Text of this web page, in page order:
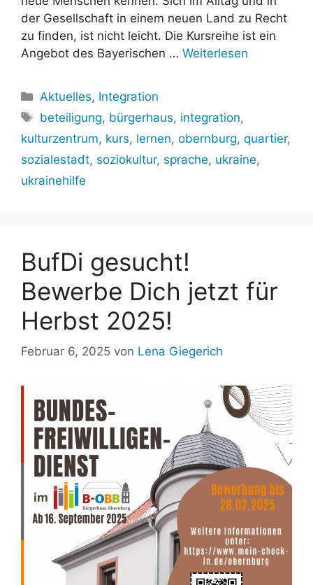
der Gesellschaft in einem neuen Land zu Recht
zu finden, ist nicht leicht. Die Kursreihe ist ein
Angebot des Bayerischen … Weiterlesen
Kategorien
Aktuelles, Integration
Schlagwörter
beteiligung, bürgerhaus, integration,
kulturzentrum, kurs, lernen, obernburg, quartier,
sozialestadt, soziokultur, sprache, ukraine,
ukrainehilfe
BufDi gesucht!
Bewerbe Dich jetzt für
Herbst 2025!
Februar 6, 2025 von Lena Giegerich